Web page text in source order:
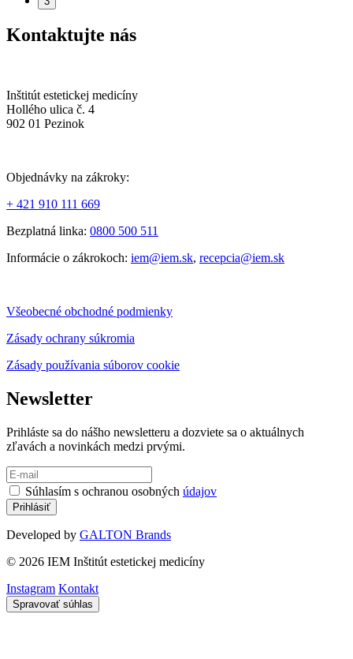
Kontaktujte nás
Inštitút estetickej medicíny
Hollého ulica č. 4
902 01 Pezinok
Objednávky na zákroky:
+ 421 910 111 669
Bezplatná linka: 0800 500 511
Informácie o zákrokoch: iem@iem.sk, recepcia@iem.sk
Všeobecné obchodné podmienky
Zásady ochrany súkromia
Zásady používania súborov cookie
Newsletter
Prihláste sa do nášho newsletteru a dozviete sa o aktuálnych
zľavách a novinkách medzi prvými.
Súhlasím s ochranou osobných údajov
Developed by GALTON Brands
© 2026 IEM Inštitút estetickej medicíny
Instagram Kontakt
Spravovať súhlas